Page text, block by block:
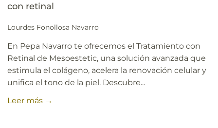
con retinal
Lourdes Fonollosa Navarro
En Pepa Navarro te ofrecemos el Tratamiento con
Retinal de Mesoestetic, una solución avanzada que
estimula el colágeno, acelera la renovación celular y
unifica el tono de la piel. Descubre...
Leer más →